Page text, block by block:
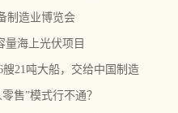
制造业博览会
量海上光伏项目
21吨大船，交给中国制造
售”模式行不通？